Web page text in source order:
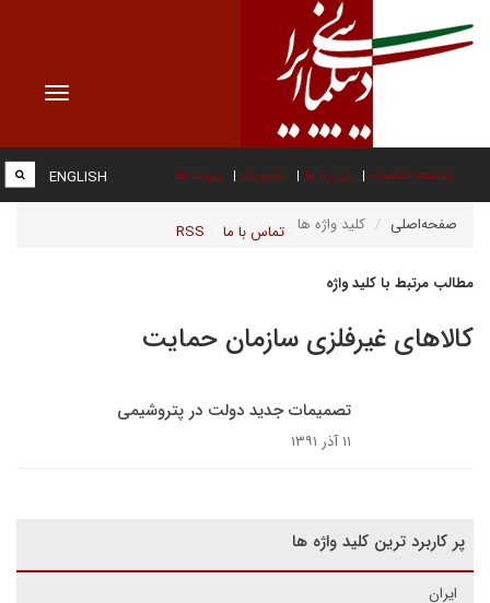
Toggle
صفحه نخست درباره ما عضویت پیوند ها
تماس با ما RSS
ENGLISH
صفحه‌اصلی کلید واژه ها
مطالب مرتبط با کلید واژه
کالاهای غیرفلزی سازمان حمایت
تصمیمات جدید دولت در پتروشیمی
۱۱ آذر ۱۳۹۱
پر کاربرد ترین کلید واژه ها
ایران